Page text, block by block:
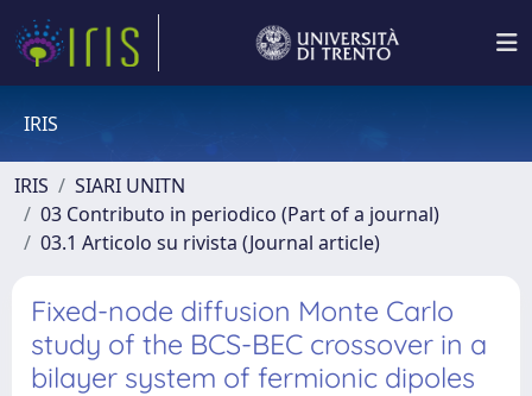
IRIS
IRIS
SIARI UNITN
03 Contributo in periodico (Part of a journal)
03.1 Articolo su rivista (Journal article)
Fixed-node diffusion Monte Carlo
study of the BCS-BEC crossover in a
bilayer system of fermionic dipoles